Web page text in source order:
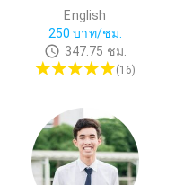
English
250 บาท/ชม.
347.75 ชม.
(16)